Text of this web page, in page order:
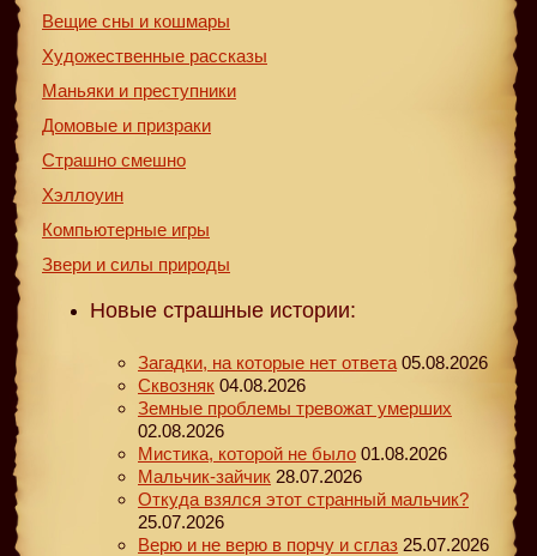
Вещие сны и кошмары
Художественные рассказы
Маньяки и преступники
Домовые и призраки
Страшно смешно
Хэллоуин
Компьютерные игры
Звери и силы природы
Новые страшные истории:
Загадки, на которые нет ответа 05.08.2026
Сквозняк 04.08.2026
Земные проблемы тревожат умерших
02.08.2026
Мистика, которой не было 01.08.2026
Мальчик-зайчик 28.07.2026
Откуда взялся этот странный мальчик?
25.07.2026
Верю и не верю в порчу и сглаз 25.07.2026